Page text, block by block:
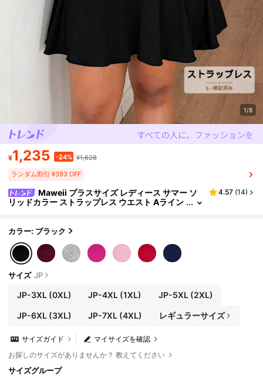
1/8
¥1,235 -24% ¥1,628
ランダム割引 ¥393 OFF
Maweii プラスサイズ レディース サマー ソ
リッドカラー ストラップレス ウエスト Aライン
4.57 (14)
カラー: ブラック
サイズ JP
JP-3XL(0XL) JP-4XL (1XL) JP-5XL(2XL)
JP-6XL(3XL) JP-7XL (4XL) レギュラーサイズ
マイサイズを確認
サイズガイド
お探しのサイズがありませんか？ 教えてください
サイズグループ